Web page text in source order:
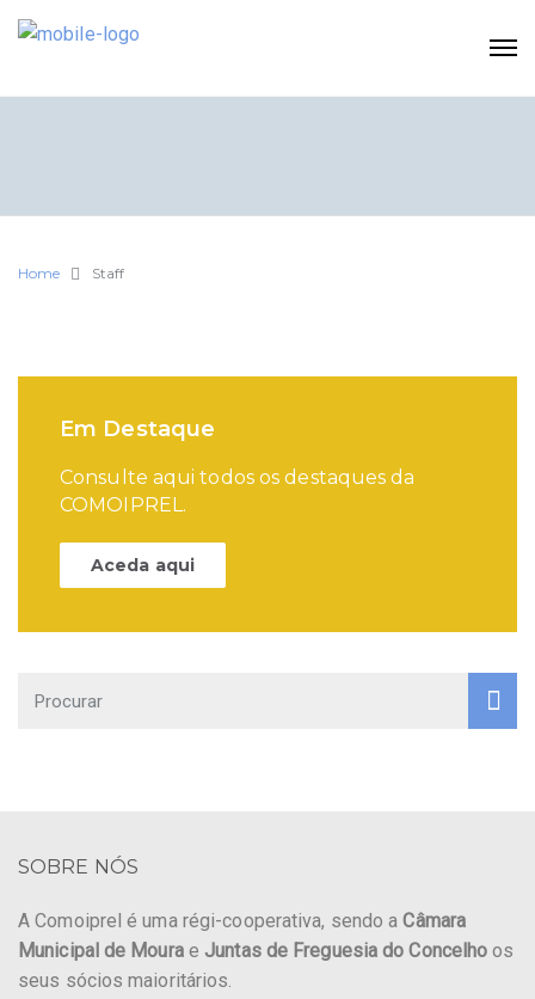
Home Staff
Em Destaque
Consulte aqui todos os destaques da
COMOIPREL.
Aceda aqui
SOBRE NÓS
A Comoiprel é uma régi-cooperativa, sendo aCâmara
Municipal de MouraeJuntas de Freguesia do Concelho os
seus sócios maioritários.